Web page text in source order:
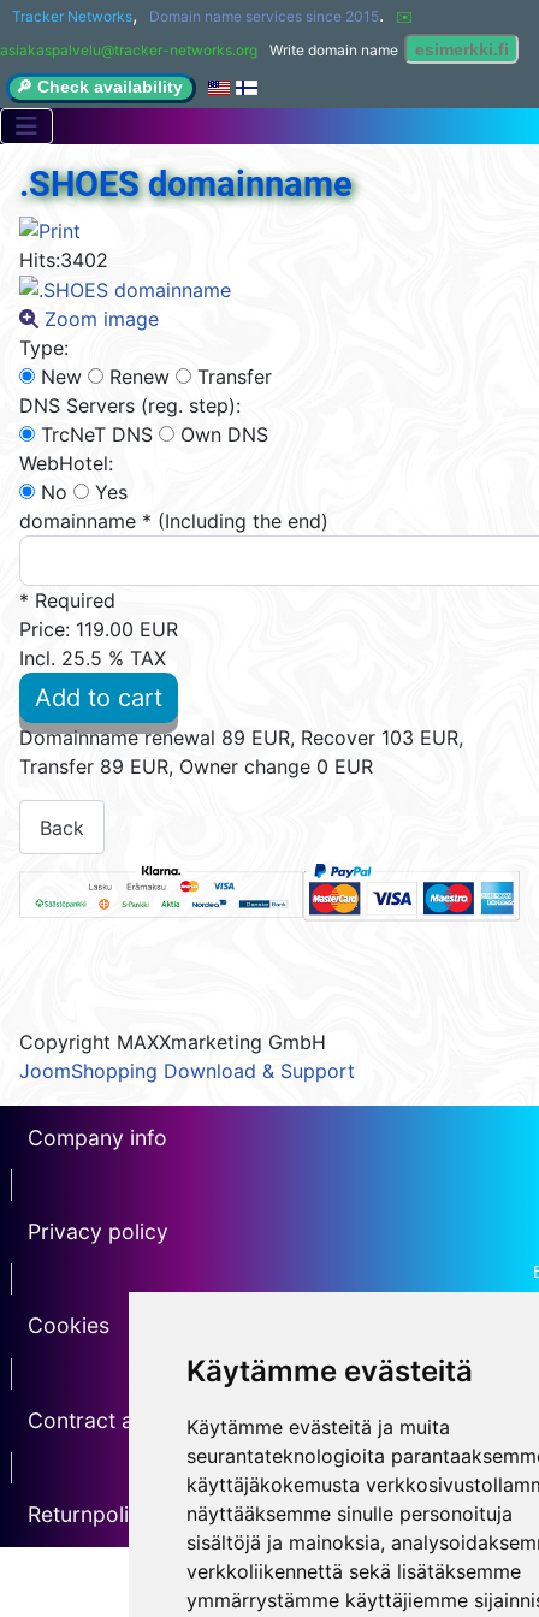
Käytämme evästeitä
Käytämme evästeitä ja muita
seurantateknologioita
käyttäjäkokemusta
näyttääksemme sinulle personoituja
sisältöjä ja mainoksia,
verkkoliikennettä sekä lisätäksemme
ymmärrystämme käyttäjiemme
Tracker Networks, Domain name services since 2015.
✉️
asiakaspalvelu@tracker-networks.org
Write domain name
🔎 Check availability
.SHOES domainname
Hits:3402
Zoom image
Type:
New
Renew
Transfer
DNS Servers (reg. step):
TrcNeT DNS
Own DNS
WebHotel:
No
Yes
domainname * (Including the end)
* Required
Price: 119.00 EUR
Incl. 25.5 % TAX
Add to cart
Domainname renewal 89 EUR, Recover 103 EUR,
Transfer 89 EUR, Owner change 0 EUR
Copyright MAXXmarketing GmbH
JoomShopping Download & Support
Company info
Privacy policy
Cookies
Contract agreement
Returnpolicy